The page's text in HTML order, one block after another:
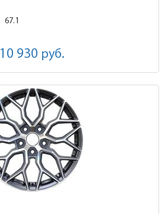
67.1
10 930 руб.